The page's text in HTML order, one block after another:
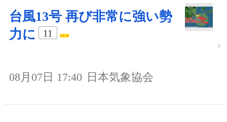
台風13号 再び非常に強い勢
力に
11
08月07日 17:40 日本気象協会